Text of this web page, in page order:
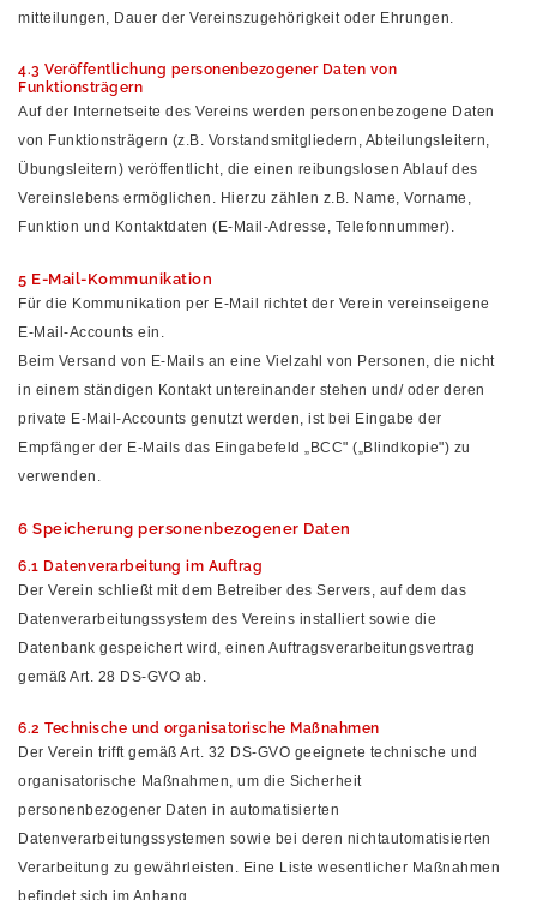
mitteilungen, Dauer der Vereinszugehörigkeit oder Ehrungen.
4.3 Veröffentlichung personenbezogener Daten von
Funktionsträgern
Auf der Internetseite des Vereins werden personenbezogene Daten
von Funktionsträgern (z.B. Vorstandsmitgliedern, Abteilungsleitern,
Übungsleitern) veröffentlicht, die einen reibungslosen Ablauf des
Vereinslebens ermöglichen. Hierzu zählen z.B. Name, Vorname,
Funktion und Kontaktdaten (E-Mail-Adresse, Telefonnummer).
5 E-Mail-Kommunikation
Für die Kommunikation per E-Mail richtet der Verein vereinseigene
E-Mail-Accounts ein.
Beim Versand von E-Mails an eine Vielzahl von Personen, die nicht
in einem ständigen Kontakt untereinander stehen und/ oder deren
private E-Mail-Accounts genutzt werden, ist bei Eingabe der
Empfänger der E-Mails das Eingabefeld „BCC" („Blindkopie") zu
verwenden.
6 Speicherung personenbezogener Daten
6.1 Datenverarbeitung im Auftrag
Der Verein schließt mit dem Betreiber des Servers, auf dem das
Datenverarbeitungssystem des Vereins installiert sowie die
Datenbank gespeichert wird, einen Auftragsverarbeitungsvertrag
gemäß Art. 28 DS-GVO ab.
6.2 Technische und organisatorische Maßnahmen
Der Verein trifft gemäß Art. 32 DS-GVO geeignete technische und
organisatorische Maßnahmen, um die Sicherheit
personenbezogener Daten in automatisierten
Datenverarbeitungssystemen sowie bei deren nichtautomatisierten
Verarbeitung zu gewährleisten. Eine Liste wesentlicher Maßnahmen
befindet sich im Anhang.